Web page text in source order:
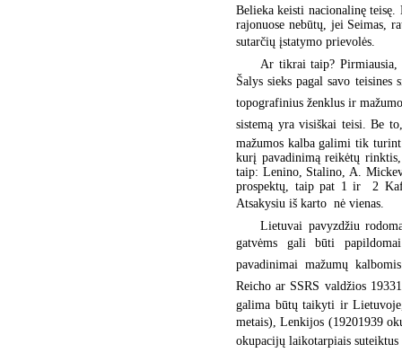
Belieka keisti nacionalinę
rajonuose nebūtų, jei Seimas,
sutarčių įstatymo prievolės.
Ar tikrai taip? Pirmiausia,
Šalys sieks pagal savo
topografinius ženklus ir
sistemą yra visiškai teisi. Be
mažumos kalba galimi tik
kurį pavadinimą reikėtų
taip: Lenino, Stalino, A.
prospektų, taip pat 1 ir 2
Atsakysiu iš karto  nė vienas.
Lietuvai pavyzdžiu
gatvėms gali būti
pavadinimai mažumų
Reicho ar SSRS valdžios
galima būtų taikyti ir
metais), Lenkijos (19201939
okupacijų laikotarpiais